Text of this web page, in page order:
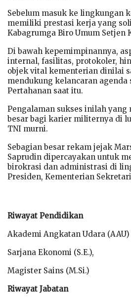
Sebelum masuk ke lingkungan
memiliki prestasi kerja yang
Kabagrumga Biro Umum Setjen
Di bawah kepemimpinannya,
internal, fasilitas, protokoler,
objek vital kementerian dinilai
mendukung kelancaran
Pertahanan saat itu.
Pengalaman sukses inilah yang
besar bagi karier militernya di
TNI murni.
Sebagian besar rekam jejak
Saprudin dipercayakan untuk
birokrasi dan administrasi di
Presiden, Kementerian
Riwayat Pendidikan
Akademi Angkatan Udara (AAU)
Sarjana Ekonomi (S.E.),
Magister Sains (M.Si.)
Riwayat Jabatan